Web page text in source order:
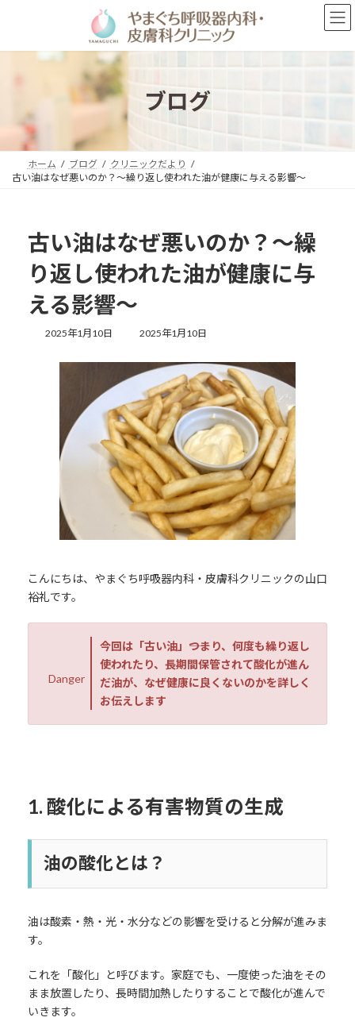
ン
プ
ー
動
ブログ
ホーム ブログ
クリニックだより
古い油はなぜ悪いのか？～繰り返し使われた油が健康に与える影響～
古い油はなぜ悪いのか？～繰
り返し使われた油が健康に与
える影響～
2025年1月10日
最
更
新
日
時
:
2025年1月10日
こんにちは、やまぐち呼吸器内科・皮膚科クリニックの山口
裕礼です。
Danger
今回は「古い油」――つまり、何度も繰り返し
使われたり、長期間保管されて酸化が進ん
だ油が、なぜ健康に良くないのかを詳しく
お伝えします
1. 酸化による有害物質の生成
油の酸化とは？
油は酸素・熱・光・水分などの影響を受けると分解が進みま
す。
これを「酸化」と呼びます。家庭でも、一度使った油をその
まま放置したり、長時間加熱したりすることで酸化が進んで
いきます。